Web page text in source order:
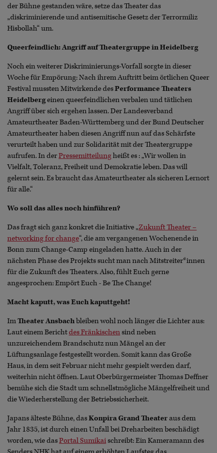
der Bühne gestanden wäre, setze das Theater das
„diskriminierende und antisemitische Gesetz der Terrormiliz
Hisbollah“ um.
Queerfeindlich: Angriff auf Theatergruppe in Heidelberg
Noch ein weiterer Diskriminierungs-Vorfall sorgte in dieser
Woche für Empörung: Nach ihrem Auftritt beim örtlichen Queer
Festival mussten Mitwirkende desPerformance Theaters
Heidelbergeinen queerfeindlichen verbalen und tätlichen
Angriff über sich ergehen lassen. Der Landesverband
Amateurtheater Baden-Württemberg und der Bund Deutscher
Amateurtheater haben diesen Angriff nun auf das Schärfste
verurteilt haben und zur Solidarität mit der Theatergruppe
aufrufen. In derPressemitteilungheißt es : „Wir wollen in
Vielfalt, Toleranz, Freiheit und Demokratie leben. Das will
gelernt sein. Es braucht das Amateurtheater als sicheren Lernort
für alle.“
Wo soll das alles noch hinführen?
Das fragt sich ganz konkret die Initiative „Zukunft Theater –
networking for change“, die am vergangenen Wochenende in
Bonn zum Change-Camp eingeladen hatte. Auch in der
nächsten Phase des Projekts sucht man nach Mitstreiter*innen
für die Zukunft des Theaters. Also, fühlt Euch gerne
angesprochen: Empört Euch - Be The Change!
Macht kaputt, was Euch kaputtgeht!
ImTheater Ansbachbleiben wohl noch länger die Lichter aus:
Laut einem Berichtdes Fränkischensind neben
unzureichendem Brandschutz nun Mängel an der
Lüftungsanlage festgestellt worden. Somit kann das Große
Haus, in dem seit Februar nicht mehr gespielt werden darf,
weiterhin nicht öffnen. Laut Oberbürgermeister Thomas Deffner
bemühe sich die Stadt um schnellstmögliche Mängelfreiheit und
die Wiederherstellung der Betriebssicherheit.
Japans älteste Bühne, dasKonpira Grand Theateraus dem
Jahr 1835, ist durch einen Unfall bei Dreharbeiten beschädigt
worden, wie dasPortal Sumikaischreibt: Ein Kameramann des